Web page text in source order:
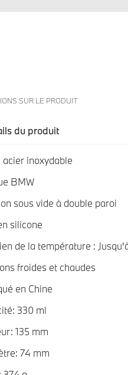
SUR LE PRODUIT
du produit
inoxydable
BMW
sous vide à double paroi
silicone
de la température :
froides et chaudes
en Chine
330 ml
135 mm
74 mm